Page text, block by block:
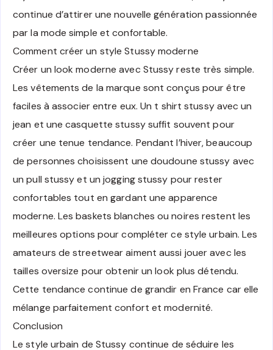
continue d’attirer une nouvelle génération passionnée
par la mode simple et confortable.
Comment créer un style Stussy moderne
Créer un look moderne avec Stussy reste très simple.
Les vêtements de la marque sont conçus pour être
faciles à associer entre eux. Un t shirt stussy avec un
jean et une casquette stussy suffit souvent pour
créer une tenue tendance. Pendant l’hiver, beaucoup
de personnes choisissent une doudoune stussy avec
un pull stussy et un jogging stussy pour rester
confortables tout en gardant une apparence
moderne. Les baskets blanches ou noires restent les
meilleures options pour compléter ce style urbain. Les
amateurs de streetwear aiment aussi jouer avec les
tailles oversize pour obtenir un look plus détendu.
Cette tendance continue de grandir en France car elle
mélange parfaitement confort et modernité.
Conclusion
Le style urbain de Stussy continue de séduire les